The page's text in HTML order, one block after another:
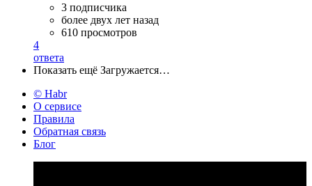
3 подписчика
более двух лет назад
610 просмотров
4
ответа
Показать ещё Загружается…
© Habr
О сервисе
Правила
Обратная связь
Блог